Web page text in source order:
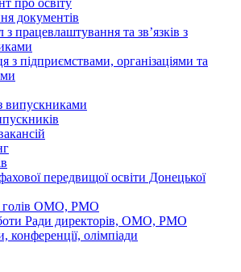
про освіту
документів
з працевлаштування та зв’язків з
з підприємствами, організаціями та
випускниками
передвищої освіти Донецької
голів ОМО, РМО
Ради директорів, ОМО, РМО
конференції, олімпіади